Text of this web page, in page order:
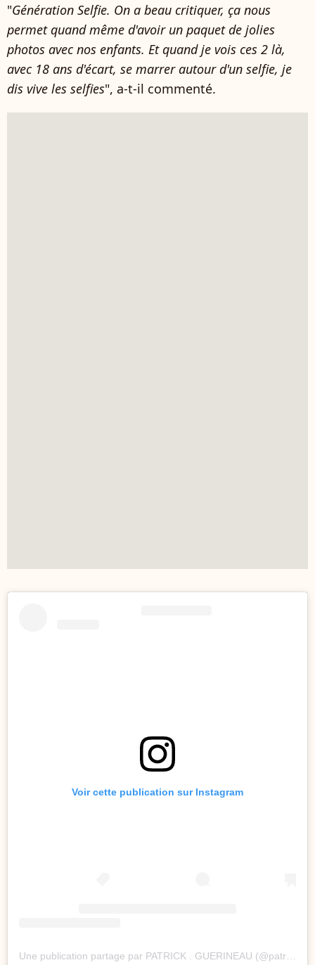
"Génération Selfie. On a beau critiquer, ça nous
permet quand même d'avoir un paquet de jolies
photos avec nos enfants. Et quand je vois ces 2 là,
avec 18 ans d'écart, se marrer autour d'un selfie, je
dis vive les selfies", a-t-il commenté.
Voir cette publication sur Instagram
Une publication partage par PATRICK . GUERINEAU (@patrick.guerineau)